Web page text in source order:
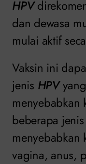
HPV
dan dewasa
mulai aktif
Vaksin ini
jenis HPV
menyebabkan
beberapa jenis
menyebabkan
vagina, anus,